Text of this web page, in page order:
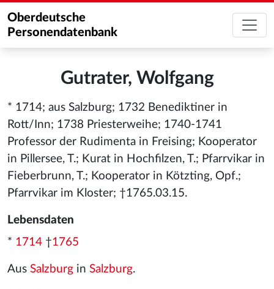
Oberdeutsche
Personendatenbank
Gutrater, Wolfgang
* 1714; aus Salzburg; 1732 Benediktiner in
Rott/Inn; 1738 Priesterweihe; 1740-1741
Professor der Rudimenta in Freising; Kooperator
in Pillersee, T.; Kurat in Hochfilzen, T.; Pfarrvikar in
Fieberbrunn, T.; Kooperator in Kötzting, Opf.;
Pfarrvikar im Kloster; †1765.03.15.
Lebensdaten
* 1714 †1765
Aus Salzburg in Salzburg.